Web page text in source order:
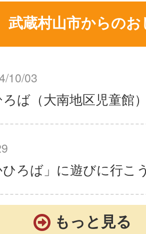
武蔵村山市からの
10/03
ば（大南地区児童館
ひろば」に遊びに行こ
もっと見る